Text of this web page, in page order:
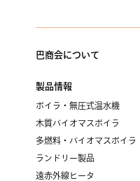
巴商会について
製品情報
ボイラ・無圧式温水機
木質バイオマスボイラ
多燃料・バイオマスボイラ
ランドリー製品
遠赤外線ヒータ